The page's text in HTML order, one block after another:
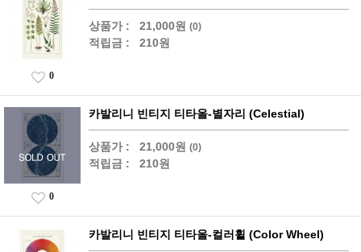
상품가 : 21,000원 (0)
적립금 : 210원
0
카발리니 빈티지 티타올-별자리 (Celestial)
상품가 : 21,000원 (0)
적립금 : 210원
0
카발리니 빈티지 티타올-컬러휠 (Color Wheel)